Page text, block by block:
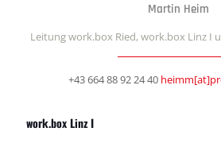
Martin Heim
Leitung work.box Ried, work.box Linz I
+43 664 88 92 24 40
work.box Linz I